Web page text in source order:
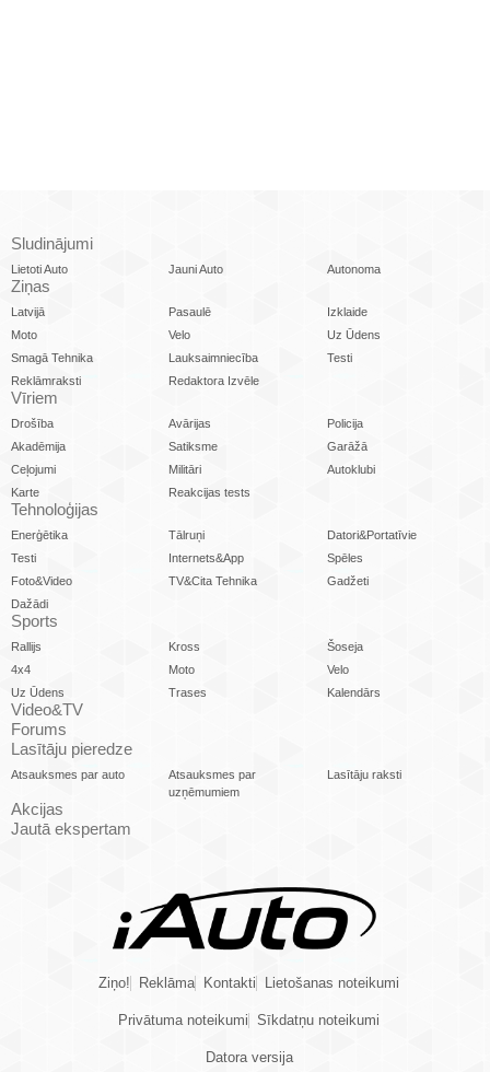
Sludinājumi
Lietoti Auto Jauni Auto Autonoma
Ziņas
Latvijā Pasaulē
Izklaide
Moto
Velo
Uz Ūdens
Smagā Tehnika
Lauksaimniecība
Testi
Reklāmraksti
Redaktora Izvēle
Vīriem
Drošība Avārijas
Policija
Akadēmija
Satiksme
Garāžā
Ceļojumi
Militāri
Autoklubi
Karte
Reakcijas tests
Tehnoloģijas
Enerģētika Tālruņi
Datori&Portatīvie
Testi
Internets&App
Spēles
Foto&Video
TV&Cita Tehnika
Gadžeti
Dažādi
Sports
Rallijs Kross
Šoseja
4x4
Moto
Velo
Uz Ūdens
Trases Kalendārs
Video&TV
Forums
Lasītāju pieredze
Atsauksmes par auto
Atsauksmes par
uzņēmumiem
Lasītāju raksti
Akcijas
Jautā ekspertam
Ziņo! Reklāma Kontakti Lietošanas noteikumi
Privātuma noteikumi Sīkdatņu noteikumi
Datora versija